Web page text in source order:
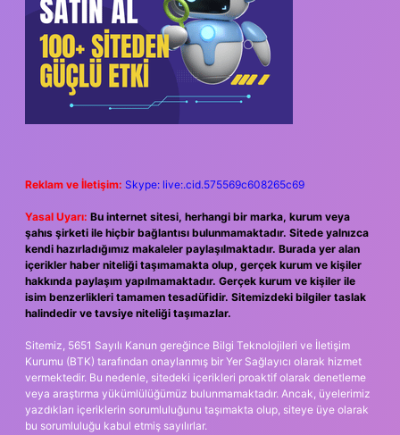
Reklam ve İletişim: Skype: live:.cid.575569c608265c69
Yasal Uyarı: Bu internet sitesi, herhangi bir marka, kurum veya
şahıs şirketi ile hiçbir bağlantısı bulunmamaktadır. Sitede yalnızca
kendi hazırladığımız makaleler paylaşılmaktadır. Burada yer alan
içerikler haber niteliği taşımamakta olup, gerçek kurum ve kişiler
hakkında paylaşım yapılmamaktadır. Gerçek kurum ve kişiler ile
isim benzerlikleri tamamen tesadüfidir. Sitemizdeki bilgiler taslak
halindedir ve tavsiye niteliği taşımazlar.
Sitemiz, 5651 Sayılı Kanun gereğince Bilgi Teknolojileri ve İletişim
Kurumu (BTK) tarafından onaylanmış bir Yer Sağlayıcı olarak hizmet
vermektedir. Bu nedenle, sitedeki içerikleri proaktif olarak denetleme
veya araştırma yükümlülüğümüz bulunmamaktadır. Ancak, üyelerimiz
yazdıkları içeriklerin sorumluluğunu taşımakta olup, siteye üye olarak
bu sorumluluğu kabul etmiş sayılırlar.